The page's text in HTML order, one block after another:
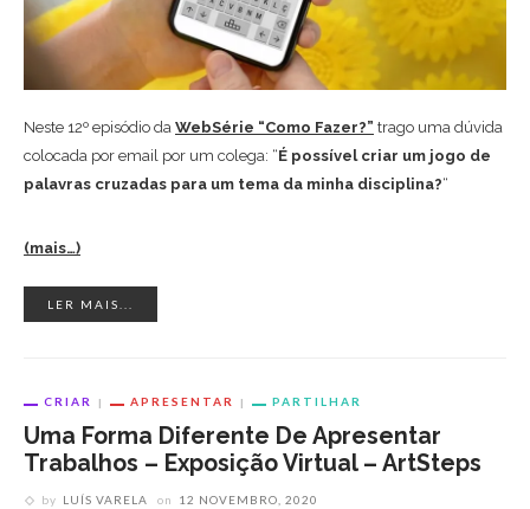
Neste 12º episódio da WebSérie “Como Fazer?” trago uma dúvida
colocada por email por um colega: “É possível criar um jogo de
palavras cruzadas para um tema da minha disciplina?“
(mais…)
LER MAIS...
CRIAR APRESENTAR PARTILHAR
Uma Forma Diferente De Apresentar
Trabalhos – Exposição Virtual – ArtSteps
by LUÍS VARELA on 12 NOVEMBRO, 2020